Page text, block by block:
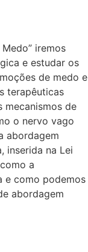
iremos
e estudar os
de medo e
terapêuticas
mecanismos de
o nervo vago
abordagem
inserida na Lei
a
e como podemos
abordagem